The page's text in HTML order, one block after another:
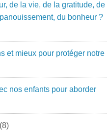
de la vie, de la gratitude, de
du bonheur ?
et mieux pour protéger notre
nos enfants pour aborder
(8)